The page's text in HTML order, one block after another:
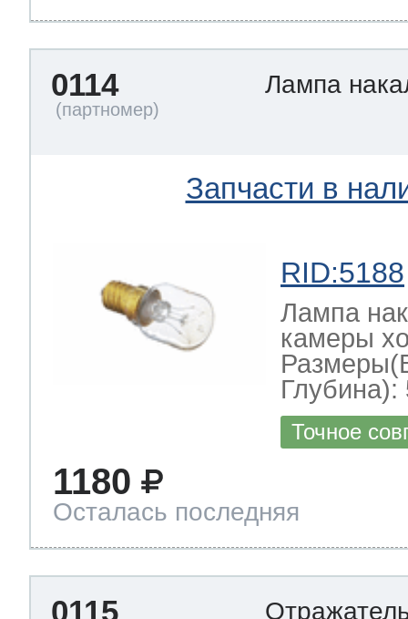
0114 Лампа
Запчасти в
RID:5188
Лампа
камеры
Глубина):
Точное
1180
Осталась последняя
0115